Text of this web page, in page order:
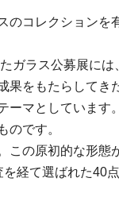
のコレクション
ガラス公募展に
をもたらしてき
ーマとしていま
のです。
この原初的な形
経て選ばれた40